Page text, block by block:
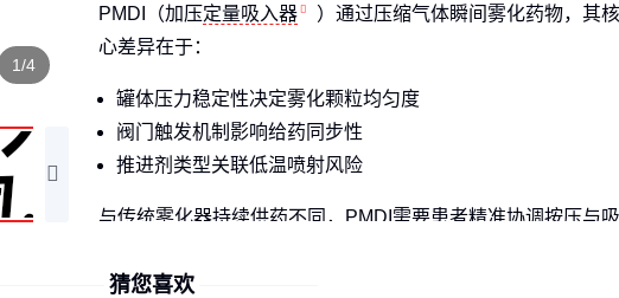
1/4
PMDI（加压定量吸入器
）通过压缩气体瞬间雾化药物，其核
心差异在于：
罐体压力稳定性决定雾化颗粒均匀度
阀门触发机制影响给药同步性
推进剂类型关联低温喷射风险
与传统雾化器持续供药不同，PMDI需要患者精准协调按压与吸
放大使用效果差别。
猜您喜欢